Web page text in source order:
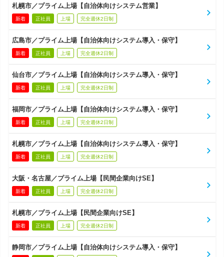
札幌市／プライム上場【自治体向けシステム営業】
新着 正社員 上場 完全週休2日制
広島市／プライム上場【自治体向けシステム導入・保守】
新着 正社員 上場 完全週休2日制
仙台市／プライム上場【自治体向けシステム導入・保守】
新着 正社員 上場 完全週休2日制
福岡市／プライム上場【自治体向けシステム導入・保守】
新着 正社員 上場 完全週休2日制
札幌市／プライム上場【自治体向けシステム導入・保守】
新着 正社員 上場 完全週休2日制
大阪・名古屋／プライム上場【民間企業向けSE】
新着 正社員 上場 完全週休2日制
札幌市／プライム上場【民間企業向けSE】
新着 正社員 上場 完全週休2日制
静岡市／プライム上場【自治体向けシステム導入・保守】